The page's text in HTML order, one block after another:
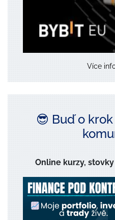
Více
😎 Buď o
Online kurzy,